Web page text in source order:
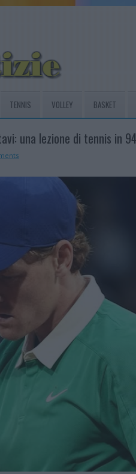
TENNIS VOLLEY BASKET
una lezione di tennis in